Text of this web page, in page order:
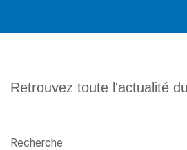
Retrouvez toute l'actualité
Recherche